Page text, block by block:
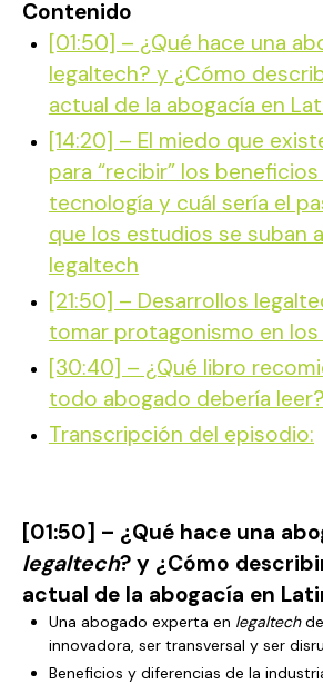
Contenido
[01:50] – ¿Qué hace una
legaltech? y ¿Cómo
actual de la abogacía en
[14:20] – El miedo que
para “recibir” los beneficios
tecnología y cuál sería el
que los estudios se suban
legaltech
[21:50] – Desarrollos
tomar protagonismo en
[30:40] – ¿Qué libro
todo abogado debería leer?
Transcripción del episodio:
[01:50] – ¿Qué hace una
legaltech? y ¿Cómo
actual de la abogacía en
Una abogado experta en legaltech
innovadora, ser transversal y ser
Beneficios y diferencias de la